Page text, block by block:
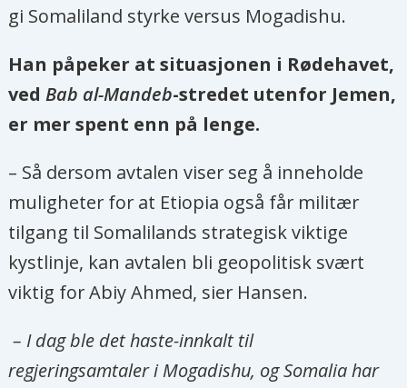
gi Somaliland styrke versus Mogadishu.
Han påpeker at situasjonen i Rødehavet,
vedBab al-Mandeb-stredet utenfor Jemen,
er mer spent enn på lenge.
– Så dersom avtalen viser seg å inneholde
muligheter for at Etiopia også får militær
tilgang til Somalilands strategisk viktige
kystlinje, kan avtalen bli geopolitisk svært
viktig for Abiy Ahmed, sier Hansen.
– I dag ble det haste-innkalt til
regjeringsamtaler i Mogadishu, og Somalia har